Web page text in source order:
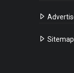
Sitemap